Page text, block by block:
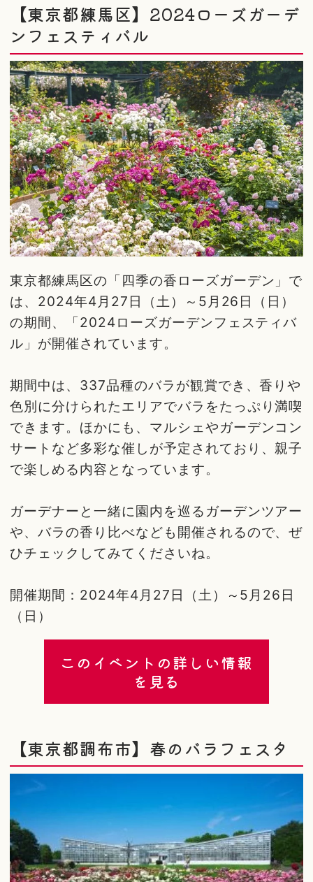
【東京都練馬区】2024ローズガーデ
ンフェスティバル
東京都練馬区の「四季の香ローズガーデン」で
は、2024年4月27日（土）～5月26日（日）
の期間、「2024ローズガーデンフェスティバ
ル」が開催されています。
期間中は、337品種のバラが観賞でき、香りや
色別に分けられたエリアでバラをたっぷり満喫
できます。ほかにも、マルシェやガーデンコン
サートなど多彩な催しが予定されており、親子
で楽しめる内容となっています。
ガーデナーと一緒に園内を巡るガーデンツアー
や、バラの香り比べなども開催されるので、ぜ
ひチェックしてみてくださいね。
開催期間：2024年4月27日（土）～5月26日
（日）
このイベントの詳しい情報
を見る
【東京都調布市】春のバラフェスタ